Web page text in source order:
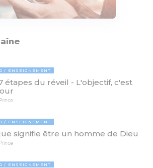
ENSEIGNEMENT
étapes du réveil - L'objectif, c'est
ENSEIGNEMENT
signifie être un homme de Dieu
ENSEIGNEMENT